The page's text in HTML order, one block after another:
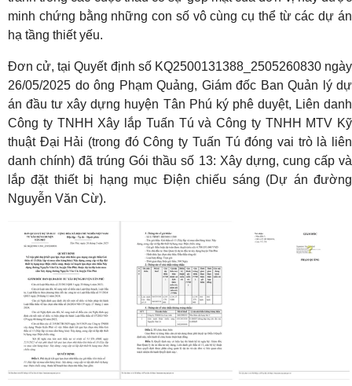
minh chứng bằng những con số vô cùng cụ thể từ các dự án
hạ tầng thiết yếu.
Đơn cử, tại Quyết định số KQ2500131388_2505260830 ngày
26/05/2025 do ông Phạm Quảng, Giám đốc Ban Quản lý dự
án đầu tư xây dựng huyện Tân Phú ký phê duyệt, Liên danh
Công ty TNHH Xây lắp Tuấn Tú và Công ty TNHH MTV Kỹ
thuật Đại Hải (trong đó Công ty Tuấn Tú đóng vai trò là liên
danh chính) đã trúng Gói thầu số 13: Xây dựng, cung cấp và
lắp đặt thiết bị hạng mục Điện chiếu sáng (Dự án đường
Nguyễn Văn Cừ).